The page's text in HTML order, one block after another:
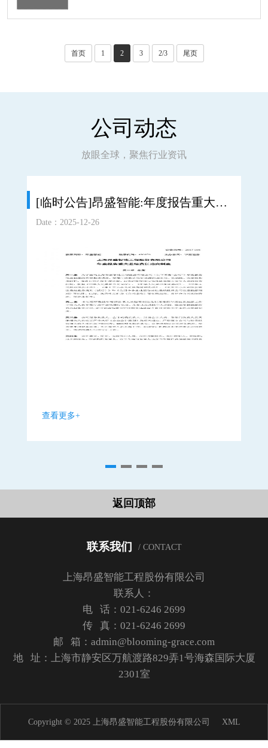
首页 1 2 3 2/3 尾页
公司动态
放眼全球，聚焦行业资讯
[临时公告]昂盛智能:年度报告重大差错责任追究制度
Date：2025-12-26
查看更多+
返回顶部
联系我们 / CONTACT
上海昂盛智能工程股份有限公司
联系人：
电 话：021-6246 2699
传 真：021-6246 2699
邮 箱：admin@blooming-grace.com
地 址：上海市静安区万航渡路829弄1号海森国际大厦
2301室
Copyright © 2025 上海昂盛智能工程股份有限公司 XML